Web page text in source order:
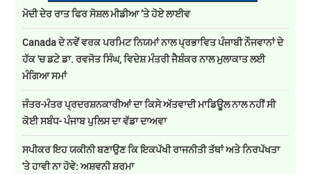
ਮੋਦੀ ਦੇਰ ਰਾਤ ਫਿਰ ਸੋਸ਼ਲ ਮੀਡੀਆ ’ਤੇ ਹੋਏ ਲਾਈਵ
Canada ਦੇ ਨਵੇਂ ਵਰਕ ਪਰਮਿਟ ਨਿਯਮਾਂ ਨਾਲ ਪ੍ਰਭਾਵਿਤ ਪੰਜਾਬੀ ਨੌਜਵਾਨਾਂ ਦੇ
ਹੱਕ 'ਚ ਡਟੇ ਡਾ. ਰਵਜੋਤ ਸਿੰਘ, ਵਿਦੇਸ਼ ਮੰਤਰੀ ਜੈਸ਼ੰਕਰ ਨਾਲ ਮੁਲਾਕਾਤ ਲਈ
ਮੰਗਿਆ ਸਮਾਂ
ਜੰਤਰ-ਮੰਤਰ ਪ੍ਰਦਰਸ਼ਨਕਾਰੀਆਂ ਦਾ ਕਿਸੇ ਅੱਤਵਾਦੀ ਮਾਡਿਊਲ ਨਾਲ ਨਹੀਂ ਸੀ
ਕੋਈ ਸਬੰਧ- ਪੰਜਾਬ ਪੁਲਿਸ ਦਾ ਵੱਡਾ ਦਾਅਵਾ
ਸਪੀਕਰ ਇਹ ਯਕੀਨੀ ਬਣਾਉਣ ਕਿ ਇਕਪੱਖੀ ਰਾਜਨੀਤੀ ਤੱਥਾਂ ਅਤੇ ਨਿਰਪੱਖਤਾ
'ਤੇ ਹਾਵੀ ਨਾ ਹੋਵੇ: ਅਸ਼ਵਨੀ ਸ਼ਰਮਾ